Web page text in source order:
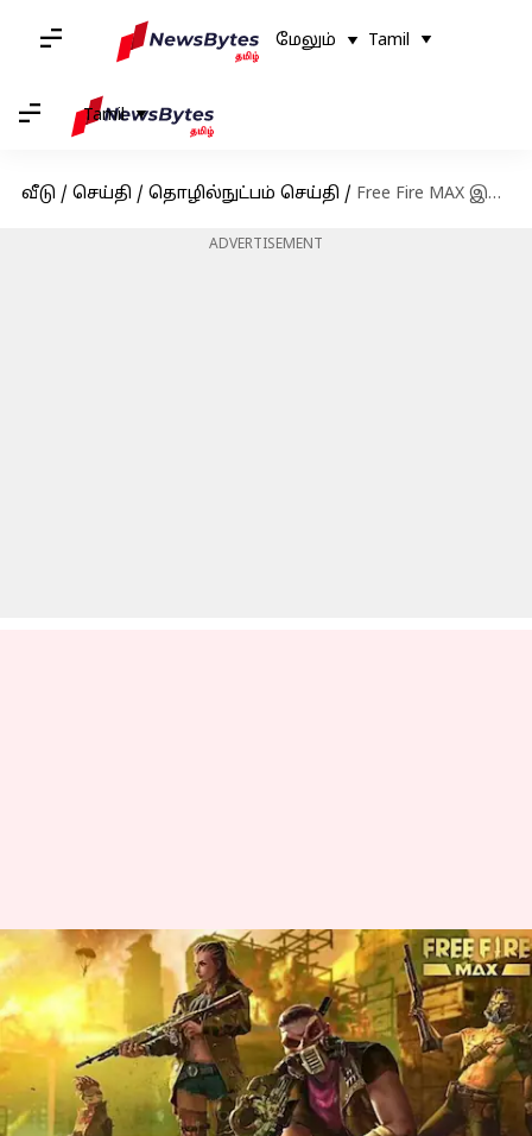
மேலும் Tamil
Tamil
வீடு / செய்தி / தொழில்நுட்பம் செய்தி / Free Fire MAX இலவச குறியீடுகள்: மே 09-க்கான குறியீடுகள் பெறுவதற்கான வழிமுறைகள்
ADVERTISEMENT
Free Fire MAX இலவச
குறியீடுகள்: மே 09-க்கான
குறியீடுகள்
பெறுவதற்கான
வழிமுறைகள்